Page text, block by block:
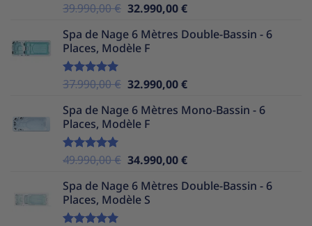
Note5.00
39.990,00€ Le
initial
était :
32.990,00€Le
actuel
Spa de Nage 6 Mètres Double-Bassin - 6
Places, Modèle F
Note5.00
37.990,00€ Le
initial
était :
32.990,00€Le
actuel
Spa de Nage 6 Mètres Mono-Bassin - 6
Places, Modèle F
Note5.00
49.990,00€ Le
initial
était :
34.990,00€Le
actuel
Spa de Nage 6 Mètres Double-Bassin - 6
Places, Modèle S